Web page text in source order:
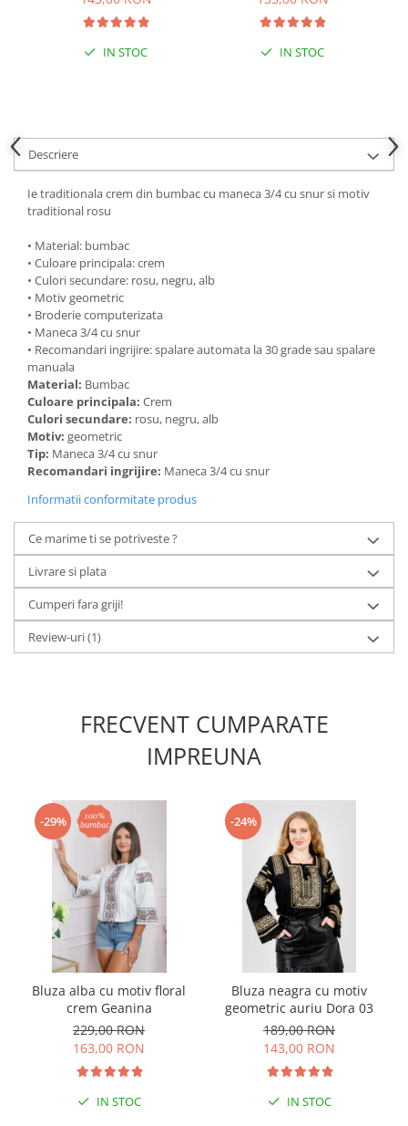
IN STOC IN STOC
Descriere
Ie traditionala crem din bumbac cu maneca 3/4 cu snur si motiv
traditional rosu
• Material: bumbac
• Culoare principala: crem
• Culori secundare: rosu, negru, alb
• Motiv geometric
• Broderie computerizata
• Maneca 3/4 cu snur
• Recomandari ingrijire: spalare automata la 30 grade sau spalare
manuala
Material: Bumbac
Culoare principala: Crem
Culori secundare: rosu, negru, alb
Motiv: geometric
Tip: Maneca 3/4 cu snur
Recomandari ingrijire: Maneca 3/4 cu snur
Informatii conformitate produs
Ce marime ti se potriveste ?
Livrare si plata
Cumperi fara griji!
Review-uri(1)
FRECVENT CUMPARATE
IMPREUNA
-29%
Bluza alba cu motiv floral
crem Geanina
229,00 RON
163,00 RON
IN STOC
-24%
Bluza neagra cu motiv
geometric auriu Dora 03
189,00 RON
143,00 RON
IN STOC